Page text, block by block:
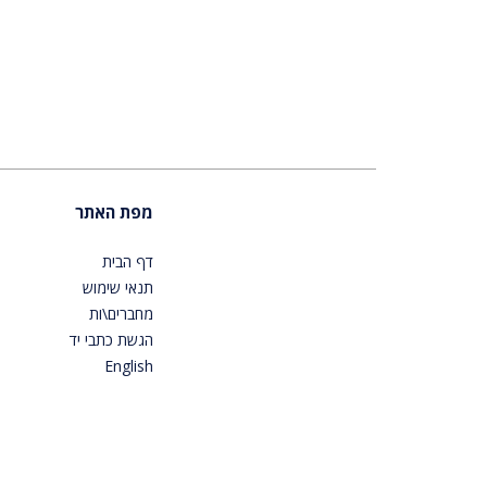
מפת האתר
דף הבית
תנאי שימוש
מחברים\ות
הגשת כתבי יד
English